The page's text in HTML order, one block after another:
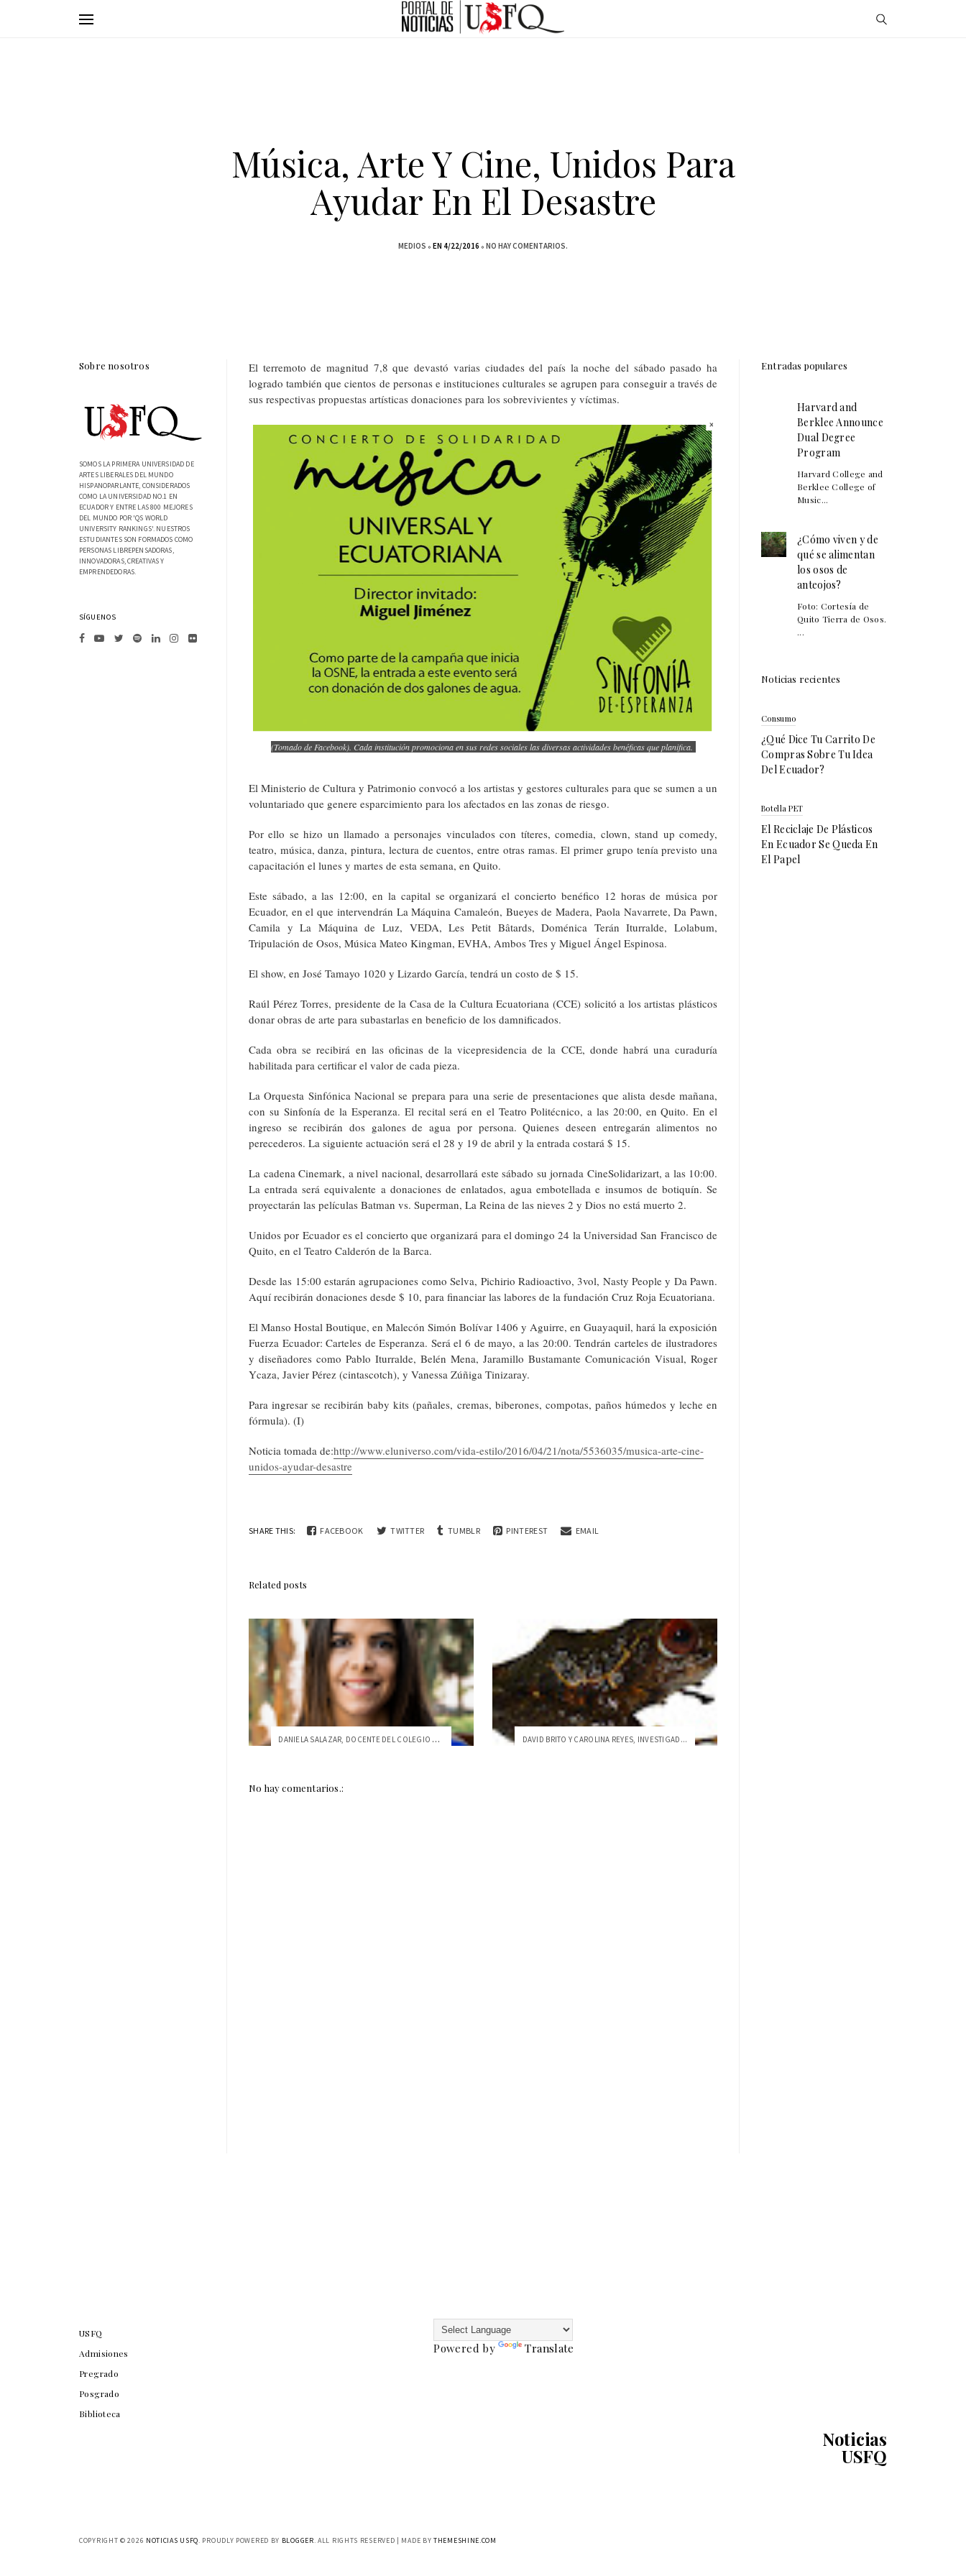
Música, Arte Y Cine, Unidos Para
Ayudar En El Desastre
MEDIOS EN 4/22/2016 NO HAY COMENTARIOS.
El terremoto de magnitud 7,8 que devastó varias ciudades del país la noche del sábado pasado ha
logrado también que cientos de personas e instituciones culturales se agrupen para conseguir a través de
sus respectivas propuestas artísticas donaciones para los sobrevivientes y víctimas.
(Tomado de Facebook). Cada institución promociona en sus redes sociales las diversas actividades benéficas que planifica.
El Ministerio de Cultura y Patrimonio convocó a los artistas y gestores culturales para que se sumen a un
voluntariado que genere esparcimiento para los afectados en las zonas de riesgo.
Por ello se hizo un llamado a personajes vinculados con títeres, comedia, clown, stand up comedy,
teatro, música, danza, pintura, lectura de cuentos, entre otras ramas. El primer grupo tenía previsto una
capacitación el lunes y martes de esta semana, en Quito.
Este sábado, a las 12:00, en la capital se organizará el concierto benéfico 12 horas de música por
Ecuador, en el que intervendrán La Máquina Camaleón, Bueyes de Madera, Paola Navarrete, Da Pawn,
Camila y La Máquina de Luz, VEDA, Les Petit Bâtards, Doménica Terán Iturralde, Lolabum,
Tripulación de Osos, Música Mateo Kingman, EVHA, Ambos Tres y Miguel Ángel Espinosa.
El show, en José Tamayo 1020 y Lizardo García, tendrá un costo de $ 15.
Raúl Pérez Torres, presidente de la Casa de la Cultura Ecuatoriana (CCE) solicitó a los artistas plásticos
donar obras de arte para subastarlas en beneficio de los damnificados.
Cada obra se recibirá en las oficinas de la vicepresidencia de la CCE, donde habrá una curaduría
habilitada para certificar el valor de cada pieza.
La Orquesta Sinfónica Nacional se prepara para una serie de presentaciones que alista desde mañana,
con su Sinfonía de la Esperanza. El recital será en el Teatro Politécnico, a las 20:00, en Quito. En el
ingreso se recibirán dos galones de agua por persona. Quienes deseen entregarán alimentos no
perecederos. La siguiente actuación será el 28 y 19 de abril y la entrada costará $ 15.
La cadena Cinemark, a nivel nacional, desarrollará este sábado su jornada CineSolidarizart, a las 10:00.
La entrada será equivalente a donaciones de enlatados, agua embotellada e insumos de botiquín. Se
proyectarán las películas Batman vs. Superman, La Reina de las nieves 2 y Dios no está muerto 2.
Unidos por Ecuador es el concierto que organizará para el domingo 24 la Universidad San Francisco de
Quito, en el Teatro Calderón de la Barca.
Desde las 15:00 estarán agrupaciones como Selva, Pichirio Radioactivo, 3vol, Nasty People y Da Pawn.
Aquí recibirán donaciones desde $ 10, para financiar las labores de la fundación Cruz Roja Ecuatoriana.
El Manso Hostal Boutique, en Malecón Simón Bolívar 1406 y Aguirre, en Guayaquil, hará la exposición
Fuerza Ecuador: Carteles de Esperanza. Será el 6 de mayo, a las 20:00. Tendrán carteles de ilustradores
y diseñadores como Pablo Iturralde, Belén Mena, Jaramillo Bustamante Comunicación Visual, Roger
Ycaza, Javier Pérez (cintascotch), y Vanessa Zúñiga Tinizaray.
Para ingresar se recibirán baby kits (pañales, cremas, biberones, compotas, paños húmedos y leche en
fórmula). (I)
Noticia tomada de:http://www.eluniverso.com/vida-estilo/2016/04/21/nota/5536035/musica-arte-cine-
unidos-ayudar-desastre
SHARE THIS: FACEBOOK TWITTER TUMBLR PINTEREST EMAIL
Related posts
DANIELA SALAZAR, DOCENTE DEL COLEGIO DE ... DAVID BRITO Y CAROLINA REYES, INVESTIGAD...
No hay comentarios.:
Sobre nosotros
SOMOS LA PRIMERA UNIVERSIDAD DE
ARTES LIBERALES DEL MUNDO
HISPANOPARLANTE, CONSIDERADOS
COMO LA UNIVERSIDAD NO.1 EN
ECUADOR Y ENTRE LAS 800 MEJORES
DEL MUNDO POR 'QS WORLD
UNIVERSITY RANKINGS'. NUESTROS
ESTUDIANTES SON FORMADOS COMO
PERSONAS LIBREPENSADORAS,
INNOVADORAS, CREATIVAS Y
EMPRENDEDORAS.
SÍGUENOS
Entradas populares
Harvard and
Berklee Announce
Dual Degree
Program
Harvard College and
Berklee College of
Music...
¿Cómo viven y de
qué se alimentan
los osos de
anteojos?
Foto: Cortesía de
Quito Tierra de Osos.
...
Noticias recientes
Consumo
¿Qué Dice Tu Carrito De
Compras Sobre Tu Idea
Del Ecuador?
Botella PET
El Reciclaje De Plásticos
En Ecuador Se Queda En
El Papel
USFQ
Admisiones
Pregrado
Posgrado
Biblioteca
Powered by Translate
Noticias
USFQ
COPYRIGHT ©2026 NOTICIAS USFQ. PROUDLY POWERED BY BLOGGER. ALL RIGHTS RESERVED | MADE BYTHEMESHINE.COM